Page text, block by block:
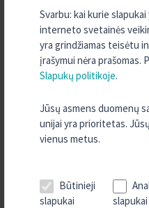
Svarbu: kai kurie
interneto svetainės
yra grindžiamas teisėtu
įrašymui nėra prašomas.
Slapukų politikoje.
Jūsų asmens duomenų
unijai yra prioritetas.
vienus metus.
Būtinieji
slapukai
slapukai
kredito sumos, bet ne
galimybė atidėti įmokų
maksimali paskolos
tai gali būti naujas arba
Pavyzdžiui, skolinantis 10000
mokestis – 1%, mėnesio įmoka
suma – 11977,55 Eur, bendra
bendra vartojimo kredito kainos
Prieš priimdami sprendimą dėl
įvertinkite savo finansines